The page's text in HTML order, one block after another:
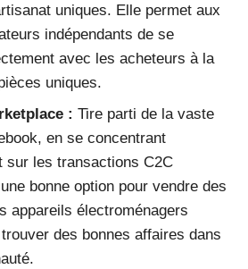
uniques. Elle permet aux
indépendants de se
avec les acheteurs à la
uniques.
: Tire parti de la vaste
en se concentrant
sur les transactions C2C
bonne option pour vendre des
appareils électroménagers
des bonnes affaires dans